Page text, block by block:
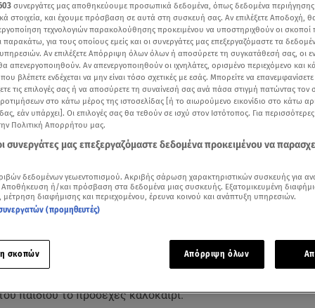
Απόσπασμα από τη συνέντευξή του στην εκπομπή της ΕΡΤ, Στούντιο 4/
Add star.gr on Google
εξομολόγηση για τη γυναίκα της ζωής του,Σιμώνη
προχώρησε ο
Το ζευγάρι που ανέβηκε
τον περασμένο Σεπτέμβριο, περιμένει με ανυπομονησία
παιδιού το προσεχές καλοκαίρι.
συνεργάτες μας αποθηκεύουμε προσωπικά δεδομένα, όπως δεδομένα
στοιχεία, και έχουμε πρόσβαση σε αυτά στη συσκευή σας. Αν επιλέξετε Αποδοχή,
τεχνολογιών παρακολούθησης προκειμένου να υποστηριχθούν οι σκοποί
παρακάτω, για τους οποίους εμείς και οι συνεργάτες μας επεξεργαζόμαστε τα
Αν επιλέξετε Απόρριψη όλων όλων ή αποσύρετε τη συγκατάθεσή σας, οι
απενεργοποιηθούν. Αν απενεργοποιηθούν οι ιχνηλάτες, ορισμένο περιεχόμενο και
βλέπετε ενδέχεται να μην είναι τόσο σχετικές με εσάς. Μπορείτε να
τις επιλογές σας ή να αποσύρετε τη συναίνεσή σας ανά πάσα στιγμή πατώντας τον
στο κάτω μέρος της ιστοσελίδας [ή το αιωρούμενο εικονίδιο στο κάτω
εάν υπάρχει]. Οι επιλογές σας θα τεθούν σε ισχύ στον Ιστότοπος. Για
Πολιτική Απορρήτου μας.
συνεργάτες μας επεξεργαζόμαστε δεδομένα προκειμένου να
δεδομένων γεωεντοπισμού. Ακριβής σάρωση χαρακτηριστικών συσκευής για
Αποθήκευση ή/και πρόσβαση στα δεδομένα μιας συσκευής. Εξατομικευμένη
μέτρηση διαφήμισης και περιεχομένου, έρευνα κοινού και ανάπτυξη υπηρεσιών.
(προμηθευτές)
σκοπών Απόρριψη όλων